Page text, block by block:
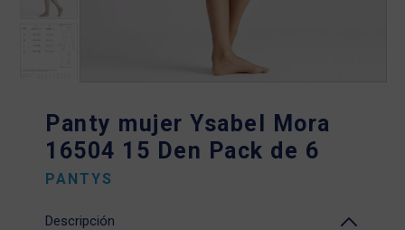
Panty mujer Ysabel Mora
16504 15 Den Pack de 6
PANTYS
Descripción